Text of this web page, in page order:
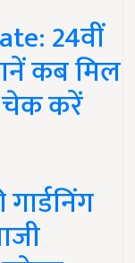
24वीं
कब मिल
करें